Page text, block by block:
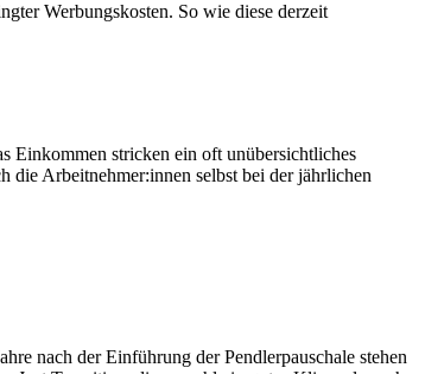
Werbungskosten. So wie diese derzeit
Einkommen stricken ein oft unübersichtliches
die Arbeitnehmer:innen selbst bei der jährlichen
nach der Einführung der Pendlerpauschale stehen